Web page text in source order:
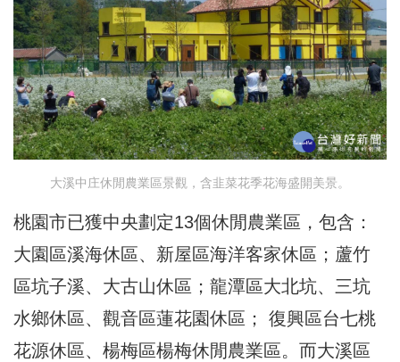
大溪中庄休閒農業區景觀，含韭菜花季花海盛開美景。
桃園市已獲中央劃定13個休閒農業區，包含：
大園區溪海休區、新屋區海洋客家休區；蘆竹
區坑子溪、大古山休區；龍潭區大北坑、三坑
水鄉休區、觀音區蓮花園休區； 復興區台七桃
花源休區、楊梅區楊梅休閒農業區。而大溪區